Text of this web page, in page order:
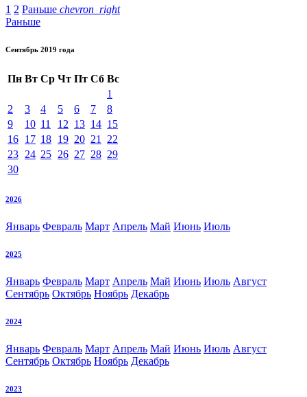
1 2 Раньше chevron_right
Раньше
Сентябрь 2019 года
Пн Вт Ср Чт Пт Сб Вс
1
2
3 4 5 6 7
8
9
10 11 12 13 14 15
16 17 18 19 20 21
22
23 24 25 26 27 28 29
30
2026
Январь Февраль Март Апрель Май Июнь Июль
2025
Январь Февраль Март Апрель Май Июнь Июль Август
Сентябрь Октябрь Ноябрь Декабрь
2024
Январь Февраль Март Апрель Май Июнь Июль Август
Сентябрь Октябрь Ноябрь Декабрь
2023